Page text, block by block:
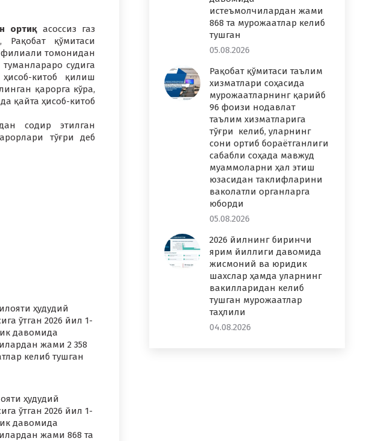
ортиқасоссиз газ
Рақобат қўмитаси
филиали томонидан
судига
китоб қилиш
қарорга кўра,
қайта ҳисоб-китоб
содир этилган
тўғри деб
ҳудудий
ўтган 2026 йил 1-
давомида
жами 2 358
келиб тушган
ҳудудий
ўтган 2026 йил 1-
давомида
жами 868 та
истеъмолчилардан жами
868 та мурожаатлар келиб
тушган
05.08.2026
Рақобат қўмитаси таълим
хизматлари соҳасида
мурожаатларнинг қарийб
96 фоизи нодавлат
таълим хизматларига
тўғри келиб, уларнинг
сони ортиб бораётганлиги
сабабли соҳада мавжуд
муаммоларни ҳал этиш
юзасидан таклифларини
ваколатли органларга
юборди
05.08.2026
2026 йилнинг биринчи
ярим йиллиги давомида
жисмоний ва юридик
шахслар ҳамда уларнинг
вакилларидан келиб
тушган мурожаатлар
таҳлили
04.08.2026